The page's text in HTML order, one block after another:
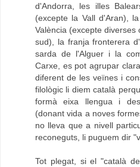
d'Andorra, les illes
(excepte la Vall d'Aran),
València (excepte
sud), la franja fronterera
sarda de l'Alguer i la
Carxe, es pot agrupar
diferent de les veïnes i
filològic li diem català
formà eixa llengua i
(donant vida a noves
no lleva que a nivell
reconeguts, li puguem dir
Tot plegat, si el "català